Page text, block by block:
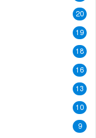
20
19
18
16
13
10
9